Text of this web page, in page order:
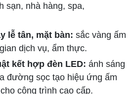
sạn, nhà hàng, spa,
lễ tân, mặt bàn: sắc vàng ấm
dịch vụ, ẩm thực.
kết hợp đèn LED: ánh sáng
đường sọc tạo hiệu ứng ấm
công trình cao cấp.